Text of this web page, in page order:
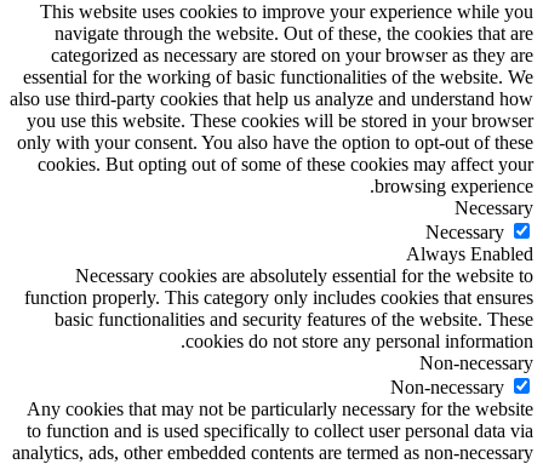
This website uses cookies to improve your experience while you
navigate through the website. Out of these, the cookies that are
categorized as necessary are stored on your browser as they are
essential for the working of basic functionalities of the website. We
also use third-party cookies that help us analyze and understand how
you use this website. These cookies will be stored in your browser
only with your consent. You also have the option to opt-out of these
cookies. But opting out of some of these cookies may affect your
browsing experience.
Necessary
Necessary
Always Enabled
Necessary cookies are absolutely essential for the website to
function properly. This category only includes cookies that ensures
basic functionalities and security features of the website. These
cookies do not store any personal information.
Non-necessary
Non-necessary
Any cookies that may not be particularly necessary for the website
to function and is used specifically to collect user personal data via
analytics, ads, other embedded contents are termed as non-necessary